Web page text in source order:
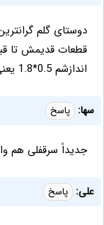
دوستای گلم
اندازشم 0.5*1.8 یعنی کمتر از 1 متر مربع.
سها: پاسخ
جدیداً سرقفلی هم
علی: پاسخ